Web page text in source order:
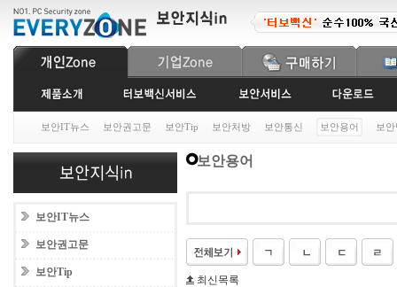
보안IT뉴스 보안권고문 보안Tip 보안처방 보안통신 보안용어 보
보안IT뉴스
보안권고문
보안Tip
보안용어
최신목록